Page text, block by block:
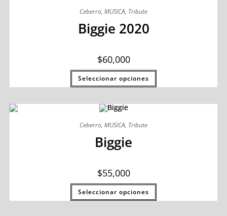
Ceberro, MUSICA, Tribute
Biggie 2020
$60,000
Seleccionar opciones
Ceberro, MUSICA, Tribute
Biggie
$55,000
Seleccionar opciones